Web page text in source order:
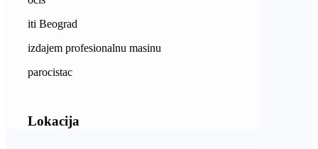
iti Beograd
izdajem profesionalnu masinu
parocistac
Lokacija